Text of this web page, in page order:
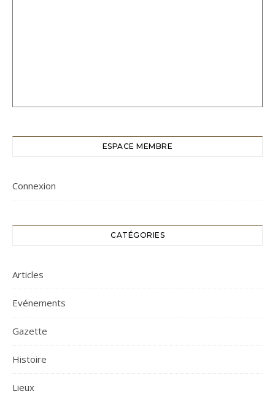
ESPACE MEMBRE
Connexion
CATÉGORIES
Articles
Evénements
Gazette
Histoire
Lieux